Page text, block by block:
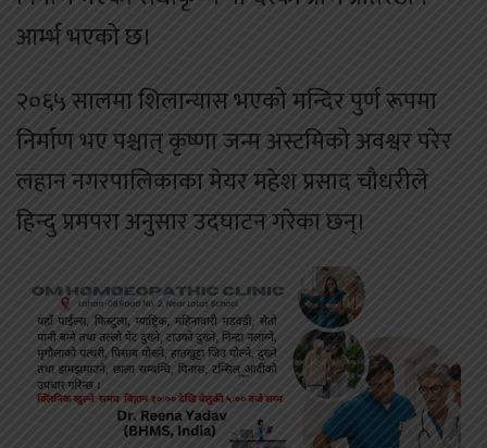
आर्म्भ भएको छ।
२०६५ सालमा शिलान्यास भएको मन्दिर पुर्ण रूपमा
निर्माण भए पश्चात् कृष्णा जन्म अस्टमिको अवश्वर परेर
लहान नगरपालिकाका मेयर महेश प्रसाद चौधरीले
हिन्दु प्रमपरा अनुसार उदघाटन गरेका छन्।